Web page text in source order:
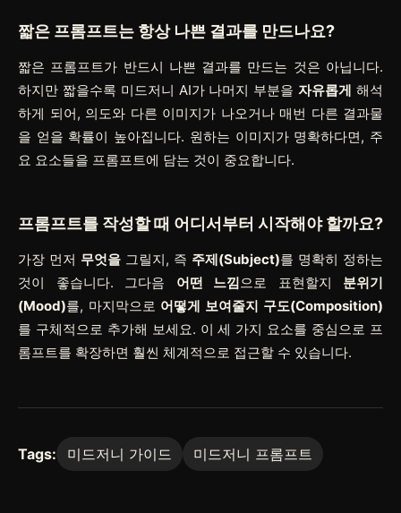
짧은 프롬프트는 항상 나쁜 결과를 만드나요?
짧은 프롬프트가 반드시 나쁜 결과를 만드는 것은 아닙니다.
하지만 짧을수록 미드저니 AI가 나머지 부분을자유롭게 해석
하게 되어, 의도와 다른 이미지가 나오거나 매번 다른 결과물
을 얻을 확률이 높아집니다. 원하는 이미지가 명확하다면, 주
요 요소들을 프롬프트에 담는 것이 중요합니다.
프롬프트를 작성할 때 어디서부터 시작해야 할까요?
가장 먼저 무엇을 그릴지, 즉 주제(Subject)를 명확히 정하는
것이 좋습니다. 그다음 어떤 느낌으로 표현할지 분위기
(Mood)를, 마지막으로 어떻게 보여줄지 구도(Composition)
를 구체적으로 추가해 보세요. 이 세 가지 요소를 중심으로 프
롬프트를 확장하면 훨씬 체계적으로 접근할 수 있습니다.
Tags: 미드저니 가이드 미드저니 프롬프트